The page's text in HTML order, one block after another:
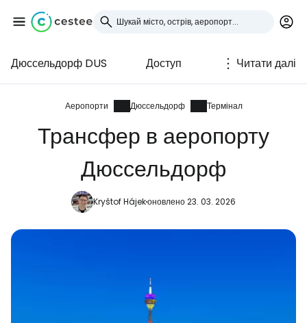
Дюссельдорф DUS Доступ Читати далі
Аеропорти Дюссельдорф Термінал
Трансфер в аеропорту
Дюссельдорф
Kryštof Hájekоновлено 23. 03. 2026
Увійдіть до Cestee
... світова туристична спільнота
Продовжуйте з Google
Продовжуйте у Facebook